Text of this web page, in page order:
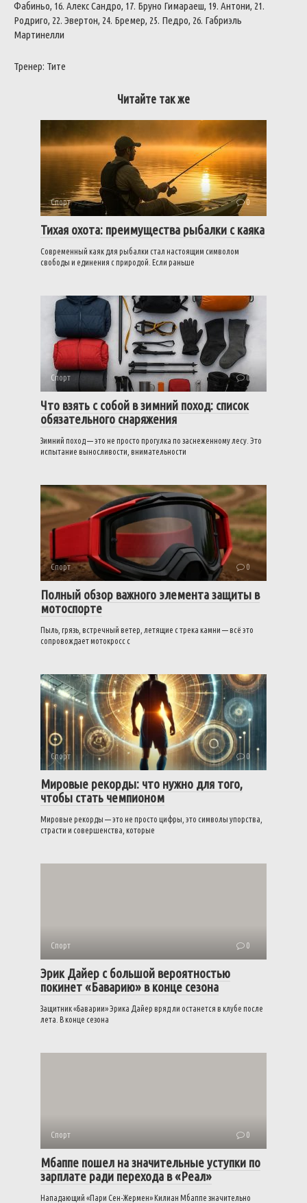
Фабиньо, 16. Алекс Сандро, 17. Бруно Гимараеш, 19. Антони, 21.
Родриго, 22. Эвертон, 24. Бремер, 25. Педро, 26. Габриэль
Мартинелли
Тренер: Тите
Читайте так же
Спорт 0
Тихая охота: преимущества рыбалки с каяка
Современный каяк для рыбалки стал настоящим символом
свободы и единения с природой. Если раньше
Спорт 0
Что взять с собой в зимний поход: список
обязательного снаряжения
Зимний поход — это не просто прогулка по заснеженному лесу. Это
испытание выносливости, внимательности
Спорт 0
Полный обзор важного элемента защиты в
мотоспорте
Пыль, грязь, встречный ветер, летящие с трека камни — всё это
сопровождает мотокросс с
Спорт 0
Мировые рекорды: что нужно для того,
чтобы стать чемпионом
Мировые рекорды — это не просто цифры, это символы упорства,
страсти и совершенства, которые
Спорт 0
Эрик Дайер с большой вероятностью
покинет «Баварию» в конце сезона
Защитник «Баварии» Эрика Дайер вряд ли останется в клубе после
лета. В конце сезона
Спорт 0
Мбаппе пошел на значительные уступки по
зарплате ради перехода в «Реал»
Нападающий «Пари Сен-Жермен» Килиан Мбаппе значительно